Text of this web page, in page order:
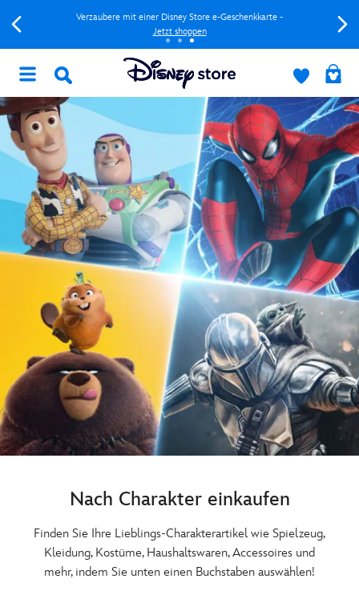
Verzaubere mit einer Disney Store e-Geschenkkarte -
Jetzt shoppen
Nach Charakter einkaufen
Finden Sie Ihre Lieblings-Charakterartikel wie Spielzeug,
Kleidung, Kostüme, Haushaltswaren, Accessoires und
mehr, indem Sie unten einen Buchstaben auswählen!